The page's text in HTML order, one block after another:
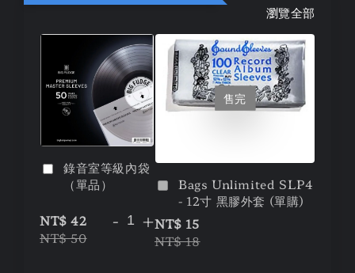
瀏覽全部
錄音室等級內袋
（單品）
NT$ 42
NT$ 50
- +
售完
Bags Unlimited SLP4
- 12寸 黑膠外套 (單購)
NT$ 15
NT$ 18